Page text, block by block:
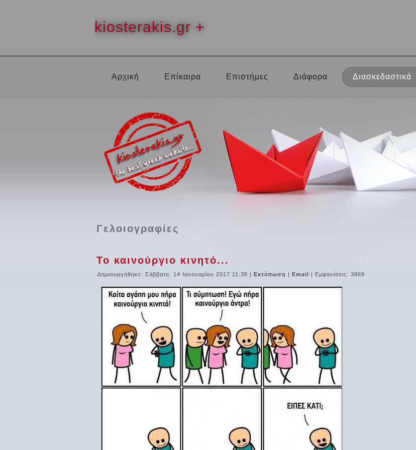
kiosterakis.gr +
Αρχική Επίκαιρα Επιστήμες Διάφορα Διασκεδαστικά
Γελοιογραφίες
Το καινούργιο κινητό...
Δημιουργήθηκε: Σάββατο, 14 Ιανουαρίου 2017 11:38 | Εκτύπωση | Email | Εμφανίσεις: 3869